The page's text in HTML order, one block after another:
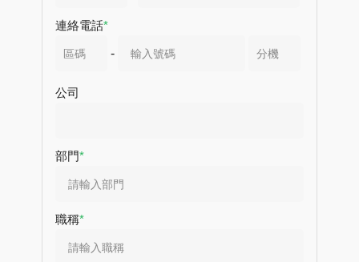
連絡電話
-
公司
部門
職稱